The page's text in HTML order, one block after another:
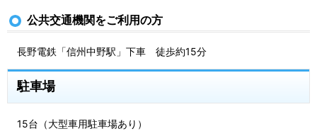
公共交通機関をご利用の方
長野電鉄「信州中野駅」下車 徒歩約15分
駐車場
15台（大型車用駐車場あり）